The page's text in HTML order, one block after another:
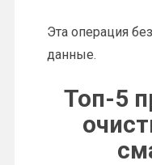
Эта операция
данные.
Топ-5